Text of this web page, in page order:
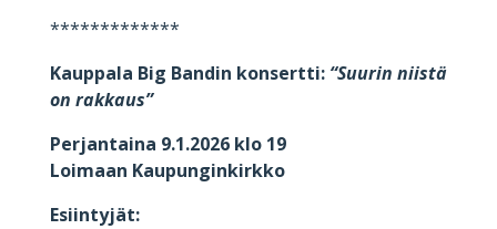
*************
Kauppala Big Bandin konsertti: “Suurin niistä
on rakkaus”
Perjantaina 9.1.2026 klo 19
Loimaan Kaupunginkirkko
Esiintyjät: